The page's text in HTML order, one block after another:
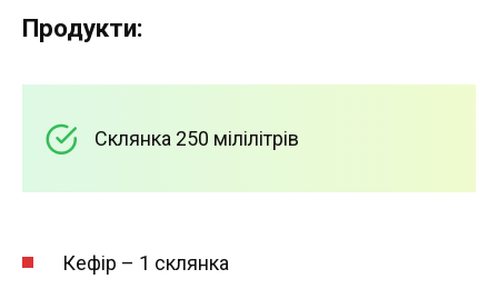
Продукти:
Склянка 250 мілілітрів
Кефір – 1 склянка